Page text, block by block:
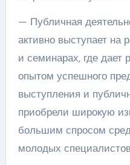
— Публичная
активно выступает на
и семинарах, где дает
опытом успешного
выступления и
приобрели широкую
большим спросом
молодых